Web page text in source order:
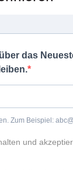
das
Zum Beispiel:
und